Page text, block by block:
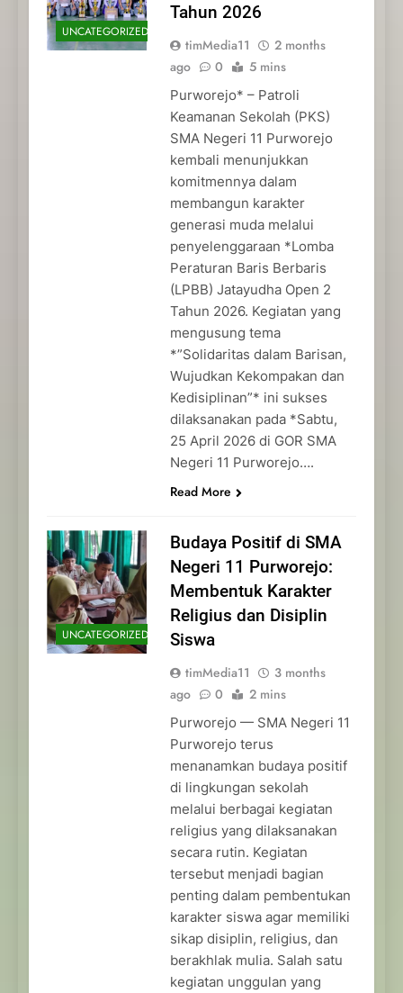
UNCATEGORIZED
Tahun 2026
timMedia11
2 months
ago
0 5 mins
Purworejo* – Patroli
Keamanan Sekolah (PKS)
SMA Negeri 11 Purworejo
kembali menunjukkan
komitmennya dalam
membangun karakter
generasi muda melalui
penyelenggaraan *Lomba
Peraturan Baris Berbaris
(LPBB) Jatayudha Open 2
Tahun 2026. Kegiatan yang
mengusung tema
*”Solidaritas dalam Barisan,
Wujudkan Kekompakan dan
Kedisiplinan”* ini sukses
dilaksanakan pada *Sabtu,
25 April 2026 di GOR SMA
Negeri 11 Purworejo….
Read More
UNCATEGORIZED
Budaya Positif di SMA
Negeri 11 Purworejo:
Membentuk Karakter
Religius dan Disiplin
Siswa
timMedia11
3 months
ago
0 2 mins
Purworejo — SMA Negeri 11
Purworejo terus
menanamkan budaya positif
di lingkungan sekolah
melalui berbagai kegiatan
religius yang dilaksanakan
secara rutin. Kegiatan
tersebut menjadi bagian
penting dalam pembentukan
karakter siswa agar memiliki
sikap disiplin, religius, dan
berakhlak mulia. Salah satu
kegiatan unggulan yang